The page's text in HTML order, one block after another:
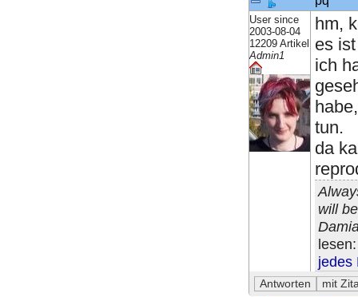
User since
2003-08-04
12209 Artikel
Admin1
hm,
es
ich
tun.
da
will
jedes